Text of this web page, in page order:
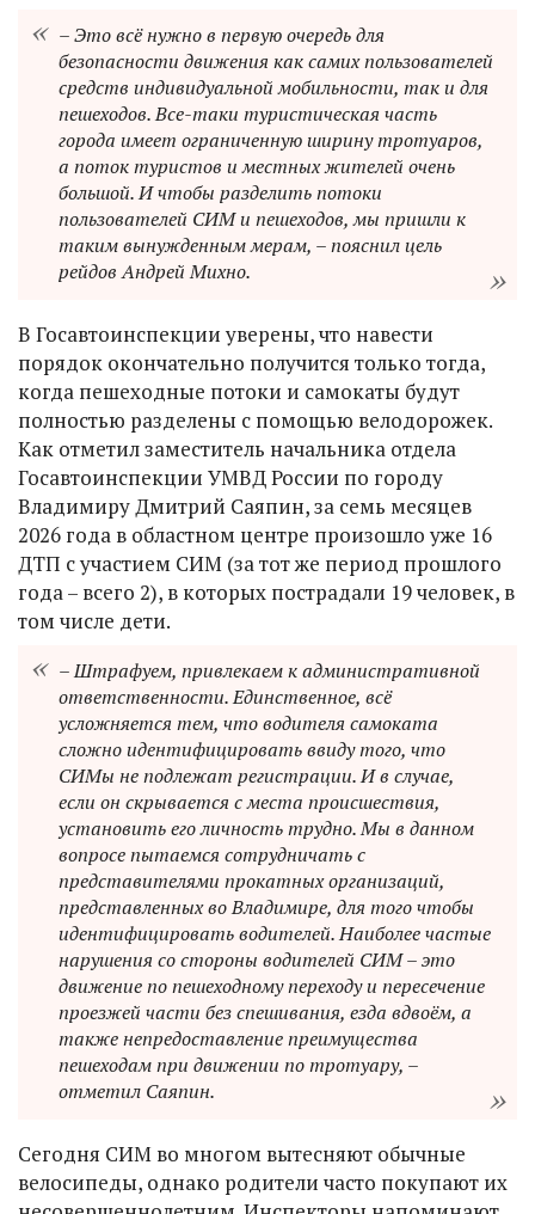
– Это всё нужно в первую очередь для
безопасности движения как самих пользователей
средств индивидуальной мобильности, так и для
пешеходов. Все-таки туристическая часть
города имеет ограниченную ширину тротуаров,
а поток туристов и местных жителей очень
большой. И чтобы разделить потоки
пользователей СИМ и пешеходов, мы пришли к
таким вынужденным мерам, – пояснил цель
рейдов Андрей Михно.
В Госавтоинспекции уверены, что навести
порядок окончательно получится только тогда,
когда пешеходные потоки и самокаты будут
полностью разделены с помощью велодорожек.
Как отметил заместитель начальника отдела
Госавтоинспекции УМВД России по городу
Владимиру Дмитрий Саяпин, за семь месяцев
2026 года в областном центре произошло уже 16
ДТП с участием СИМ (за тот же период прошлого
года – всего 2), в которых пострадали 19 человек, в
том числе дети.
– Штрафуем, привлекаем к административной
ответственности. Единственное, всё
усложняется тем, что водителя самоката
сложно идентифицировать ввиду того, что
СИМы не подлежат регистрации. И в случае,
если он скрывается с места происшествия,
установить его личность трудно. Мы в данном
вопросе пытаемся сотрудничать с
представителями прокатных организаций,
представленных во Владимире, для того чтобы
идентифицировать водителей. Наиболее частые
нарушения со стороны водителей СИМ – это
движение по пешеходному переходу и пересечение
проезжей части без спешивания, езда вдвоём, а
также непредоставление преимущества
пешеходам при движении по тротуару, –
отметил Саяпин.
Сегодня СИМ во многом вытесняют обычные
велосипеды, однако родители часто покупают их